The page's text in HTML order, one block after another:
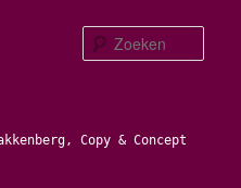
Copy & Concept